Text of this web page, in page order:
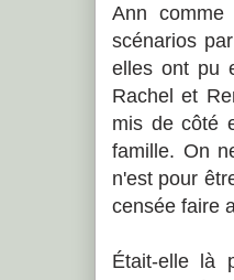
Ann comme
scénarios
elles ont pu
Rachel et
mis de côté
famille. On
n'est pour
censée faire
Était-elle là